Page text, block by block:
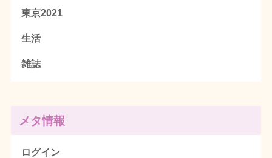
東京2021
生活
雑誌
メタ情報
ログイン